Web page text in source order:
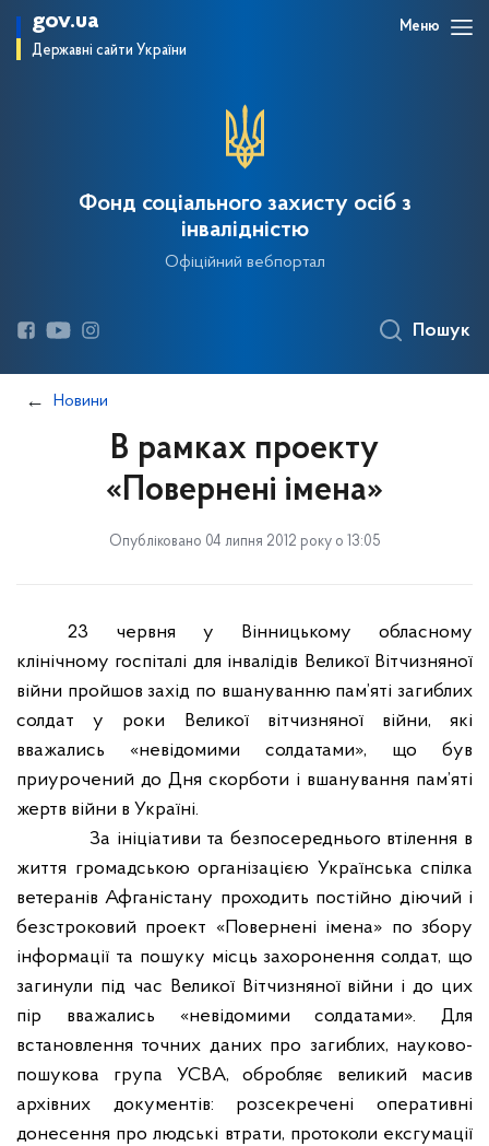
gov.ua
Державні сайти України
Меню
Фонд соціального захисту осіб з
інвалідністю
Офіційний вебпортал
Пошук
Новини
В рамках проекту
«Повернені імена»
Опубліковано 04 липня 2012 року о 13:05
23 червня у Вінницькому обласному
клінічному госпіталі для інвалідів Великої Вітчизняної
війни пройшов захід по вшануванню пам’яті загиблих
солдат у роки Великої вітчизняної війни, які
вважались «невідомими солдатами», що був
приурочений до Дня скорботи і вшанування пам’яті
жертв війни в Україні.
За ініціативи та безпосереднього втілення в
життя громадською організацією Українська спілка
ветеранів Афганістану проходить постійно діючий і
безстроковий проект «Повернені імена» по збору
інформації та пошуку місць захоронення солдат, що
загинули під час Великої Вітчизняної війни і до цих
пір вважались «невідомими солдатами». Для
встановлення точних даних про загиблих, науково-
пошукова група УСВА, обробляє великий масив
архівних документів: розсекречені оперативні
донесення про людські втрати, протоколи ексгумації